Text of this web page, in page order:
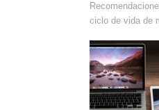
ciclo de vida de